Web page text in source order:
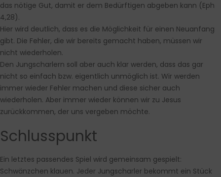
das nötige Gut, damit er dem Bedürftigen abgeben kann (Eph
4,28).
Hier wird deutlich, dass es die Möglichkeit für einen Neuanfang
gibt. Die Fehler, die wir bereits gemacht haben, müssen wir
nicht wiederholen.
Den Jungscharlern soll aber auch klar werden, dass das gar
nicht so einfach bzw. eigentlich unmöglich ist. Wir werden
immer wieder Fehler machen und diese sicher auch
wiederholen. Aber immer wieder können wir zu Jesus
zurückkommen, der uns vergeben möchte.
Schlusspunkt
Ein letztes passendes Spiel wird gemeinsam gespielt:
Schwänzchen klauen. Jeder Jungscharler bekommt ein Stück